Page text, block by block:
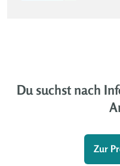
Du suchst nach
Zur